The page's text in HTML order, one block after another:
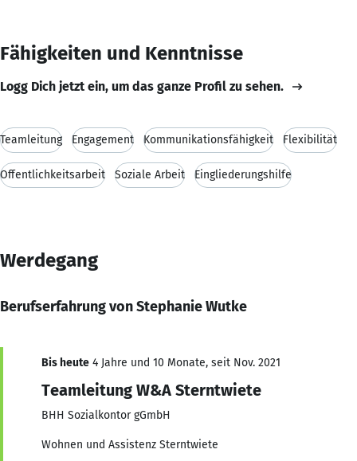
Fähigkeiten und Kenntnisse
Logg Dich jetzt ein, um das ganze Profil zu sehen.
Teamleitung Engagement Kommunikationsfähigkeit Flexibilität
Öffentlichkeitsarbeit Soziale Arbeit Eingliederungshilfe
Werdegang
Berufserfahrung von Stephanie Wutke
Bis heute 4 Jahre und 10 Monate, seit Nov. 2021
Teamleitung W&A Sterntwiete
BHH Sozialkontor gGmbH
Wohnen und Assistenz Sterntwiete